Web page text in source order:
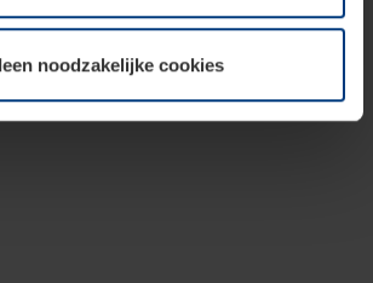
u op elk moment bij de uitleg van de
noodzakelijke cookies